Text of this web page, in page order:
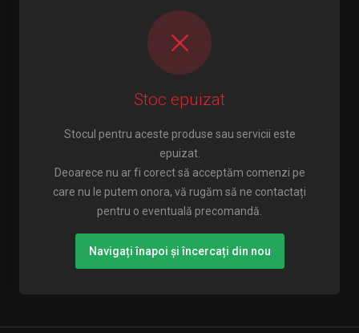
Stoc epuizat
Stocul pentru aceste produse sau servicii este
epuizat.
Deoarece nu ar fi corect să acceptăm comenzi pe
care nu le putem onora, vă rugăm să ne contactați
pentru o eventuală precomandă.
Navigați înapoi și încercați din nou